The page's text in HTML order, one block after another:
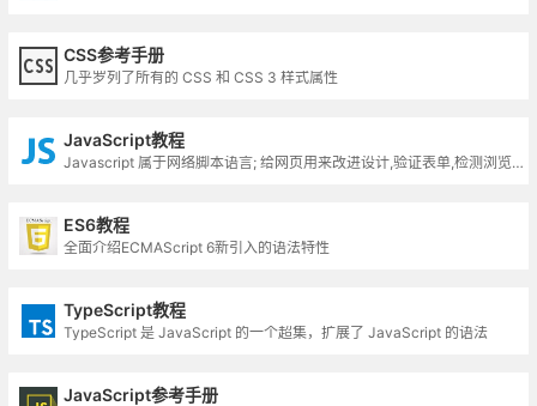
CSS参考手册
几乎罗列了所有的 CSS 和 CSS 3 样式属性
JavaScript教程
Javascript 属于网络脚本语言; 给网页用来改进设计,验证表单,检测浏览器,创建cookies,以及更多的应用;
ES6教程
全面介绍ECMAScript 6新引入的语法特性
TypeScript教程
TypeScript 是 JavaScript 的一个超集，扩展了 JavaScript 的语法
JavaScript参考手册